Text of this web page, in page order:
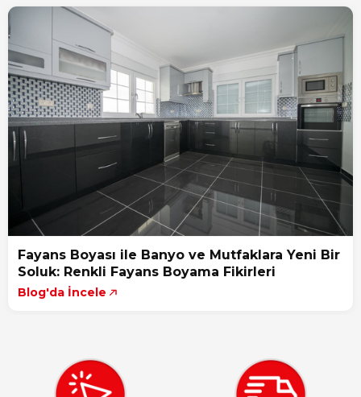
Fayans Boyası ile Banyo ve Mutfaklara Yeni Bir
Soluk: Renkli Fayans Boyama Fikirleri
Blog'da İncele